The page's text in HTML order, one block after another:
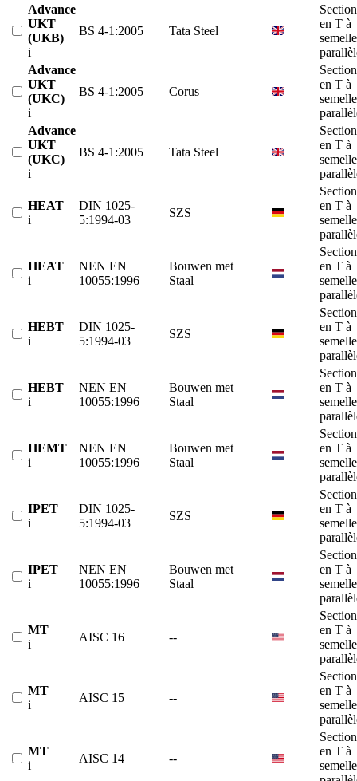
Advance
UKT
(UKB)
i
BS 4-1:2005 Tata Steel
en T à
Advance
UKT
(UKC)
i
BS 4-1:2005 Corus
en T à
Advance
UKT
(UKC)
i
BS 4-1:2005 Tata Steel
en T à
HEAT
i
DIN 1025-
5:1994-03
SZS
en T à
HEAT
i
NEN EN
10055:1996
Bouwen met
Staal
en T à
HEBT
i
DIN 1025-
5:1994-03
SZS
en T à
HEBT
i
NEN EN
10055:1996
Bouwen met
Staal
en T à
HEMT
i
NEN EN
10055:1996
Bouwen met
Staal
en T à
IPET
i
DIN 1025-
5:1994-03
SZS
en T à
IPET
i
NEN EN
10055:1996
Bouwen met
Staal
en T à
MT
i
AISC 16 --
en T à
MT
i
AISC 15 --
en T à
MT
i
AISC 14 --
en T à